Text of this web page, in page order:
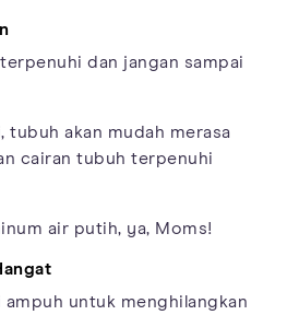
dan jangan sampai
tubuh akan mudah merasa
cairan tubuh terpenuhi
air putih, ya, Moms!
untuk menghilangkan